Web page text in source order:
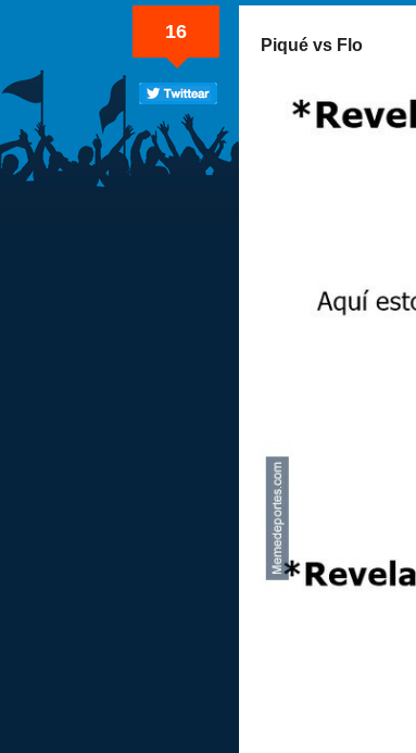
16
Piqué vs Flo